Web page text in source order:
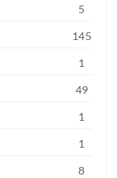
5
145
1
49
1
1
8